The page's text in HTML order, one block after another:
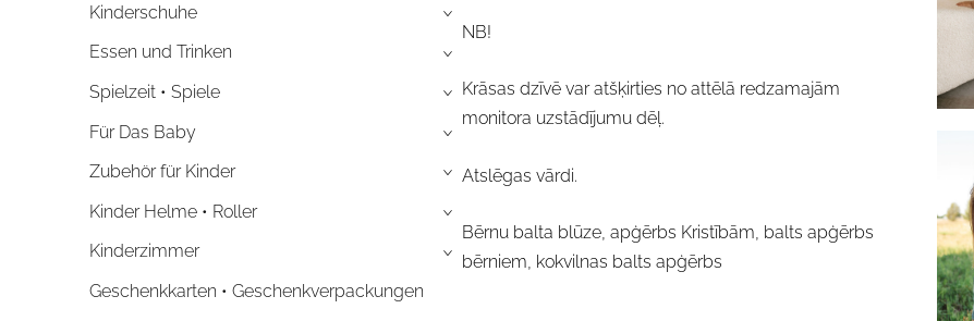
Kinderschuhe ›
Essen und Trinken ›
Spielzeit • Spiele ›
Für Das Baby ›
Zubehör für Kinder ›
Kinder Helme • Roller ›
Kinderzimmer ›
Geschenkkarten • Geschenkverpackungen
NB!
Krāsas dzīvē var atšķirties no attēlā redzamajām
monitora uzstādījumu dēļ.
Atslēgas vārdi.
Bērnu balta blūze, apģērbs Kristībām, balts apģērbs
bērniem, kokvilnas balts apģērbs